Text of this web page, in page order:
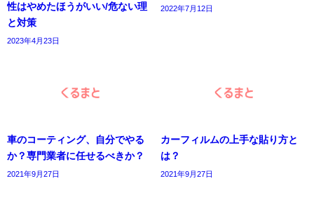
性はやめたほうがいい/危ない理
と対策
2023年4月23日
2022年7月12日
車のコーティング、自分でやる
か？専門業者に任せるべきか？
2021年9月27日
カーフィルムの上手な貼り方と
は？
2021年9月27日